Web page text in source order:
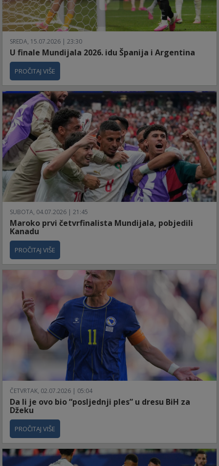
SREDA, 15.07.2026 | 23:30
U finale Mundijala 2026. idu Španija i Argentina
PROČITAJ VIŠE
SUBOTA, 04.07.2026 | 21:45
Maroko prvi četvrfinalista Mundijala, pobjedili
Kanadu
PROČITAJ VIŠE
ČETVRTAK, 02.07.2026 | 05:04
Da li je ovo bio “posljednji ples” u dresu BiH za
Džeku
PROČITAJ VIŠE